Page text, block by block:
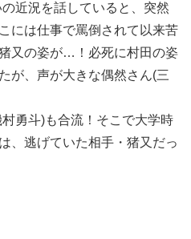
近況を話していると、突然
には仕事で罵倒されて以来苦
又の姿が…！必死に村田の姿
が、声が大きな偶然さん(三
勇斗)も合流！そこで大学時
、逃げていた相手・猪又だっ